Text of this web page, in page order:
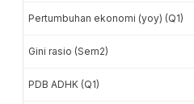
Pertumbuhan ekonomi (yoy) (Q1)
Gini rasio (Sem2)
PDB ADHK (Q1)